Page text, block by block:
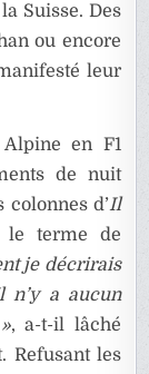
Suisse. Des
ou encore
leur
en F1
de nuit
d’Il
le terme de
je décrirais
n’y a aucun
, a-t-il lâché
Refusant les